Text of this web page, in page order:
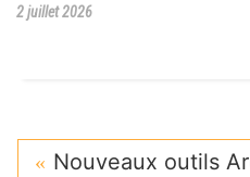
2 juillet 2026
Nouveaux outils